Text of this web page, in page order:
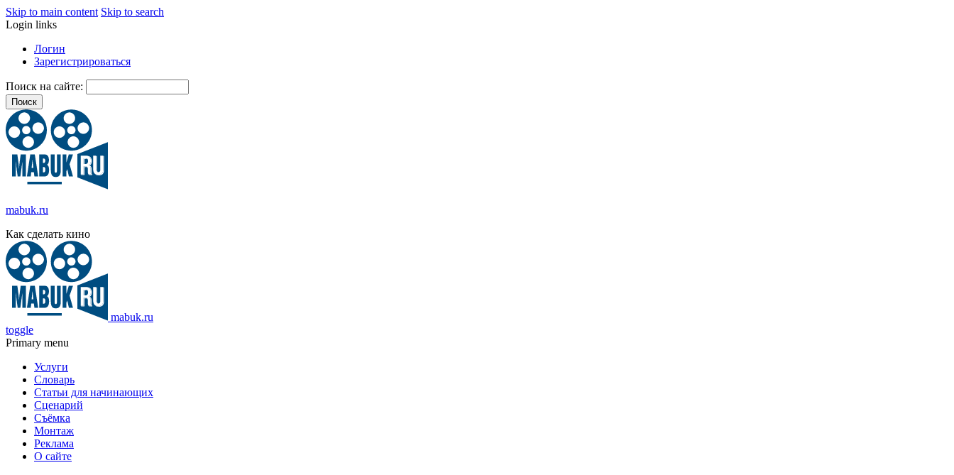
Skip to main content Skip to search
Login links
Логин
Зарегистрироваться
Поиск на сайте:
mabuk.ru
Как сделать кино
mabuk.ru
toggle
Primary menu
Услуги
Словарь
Статьи для начинающих
Сценарий
Съёмка
Монтаж
Реклама
О сайте